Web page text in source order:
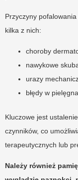
Przyczyny
kilka z nich:
choroby
nawykowe
urazy
błędy w
Kluczowe jest
czynników, co
terapeutycznych lub
Należy również